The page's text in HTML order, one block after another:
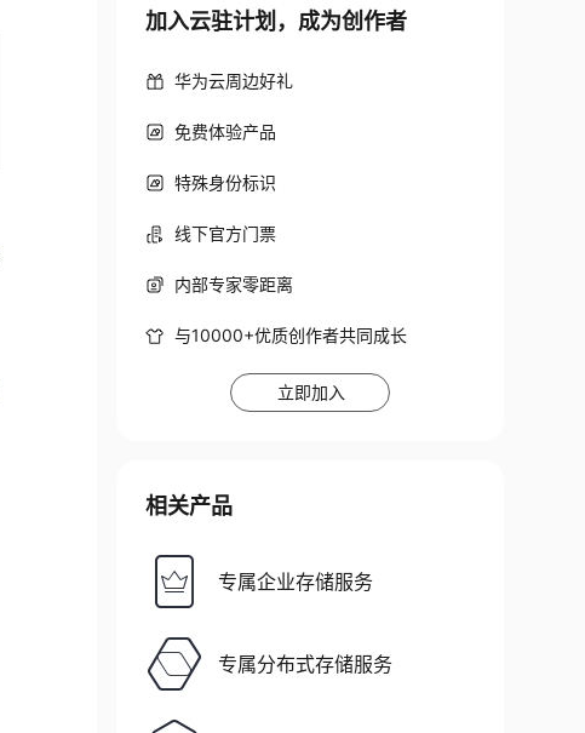
加入云驻计划，成为创作者
华为云周边好礼
免费体验产品
特殊身份标识
线下官方门票
内部专家零距离
与10000+优质创作者共同成长
立即加入
相关产品
专属企业存储服务
专属分布式存储服务